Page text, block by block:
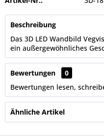
Beschreibung
Das 3D LED Wandbild
ein außergewöhnliches
Bewertungen
0
Bewertungen lesen,
Ähnliche Artikel